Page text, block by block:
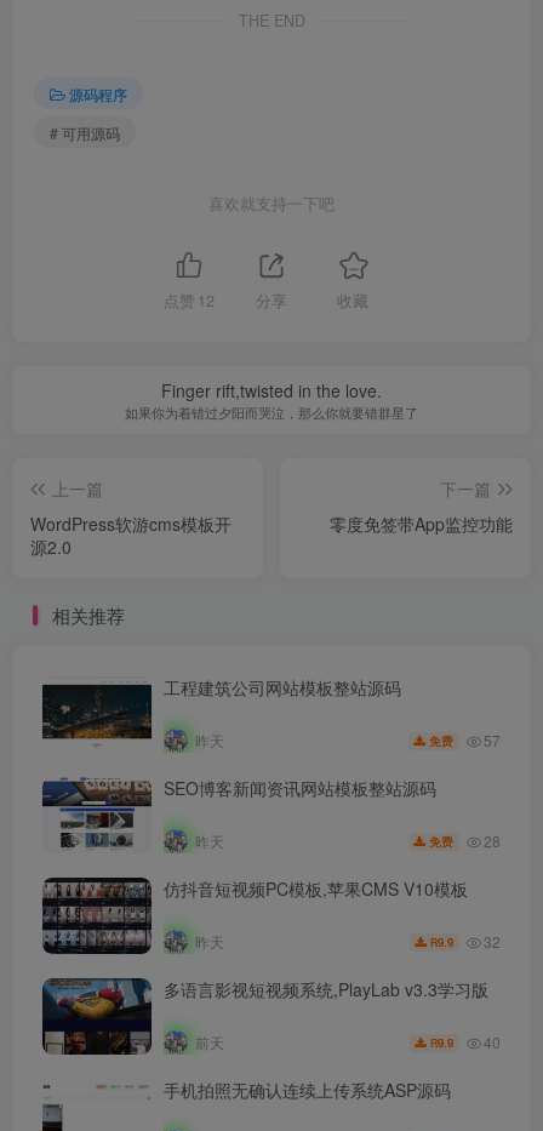
THE END
源码程序
# 可用源码
喜欢就支持一下吧
点赞 12 分享 收藏
Finger rift,twisted in the love.
如果你为着错过夕阳而哭泣，那么你就要错群星了
上一篇
WordPress软游cms模板开
源2.0
下一篇
零度免签带App监控功能
相关推荐
工程建筑公司网站模板整站源码
昨天 免费 57
SEO博客新闻资讯网站模板整站源码
昨天 免费 28
仿抖音短视频PC模板,苹果CMS V10模板
昨天 R9.9 32
多语言影视短视频系统,PlayLab v3.3学习版
前天 R9.9 40
手机拍照无确认连续上传系统ASP源码